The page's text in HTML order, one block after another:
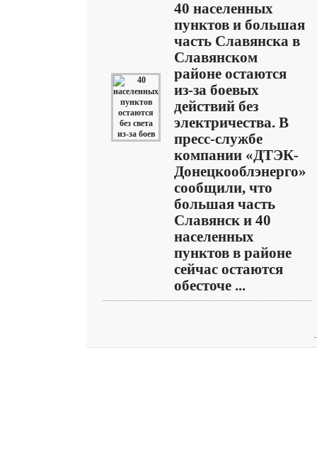
40 населенных
пунктов и большая
часть Славянска в
Славянском
районе остаются
из-за боевых
действий без
электричества. В
пресс-службе
компании «ДТЭК-
Донецкооблэнерго»
сообщили, что
большая часть
Славянск и 40
населенных
пунктов в районе
сейчас остаются
обесточе ...